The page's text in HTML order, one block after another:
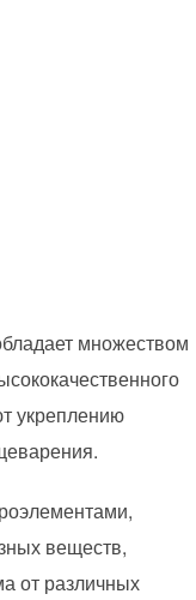
множеством
укреплению
веществ,
от различных